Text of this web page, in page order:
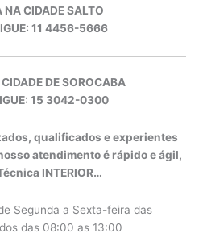
NA CIDADE SALTO
11 4456-5666
DE SOROCABA
15 3042-0300
qualificados e experientes
atendimento é rápido e ágil,
INTERIOR…
Segunda a Sexta-feira das
das 08:00 as 13:00